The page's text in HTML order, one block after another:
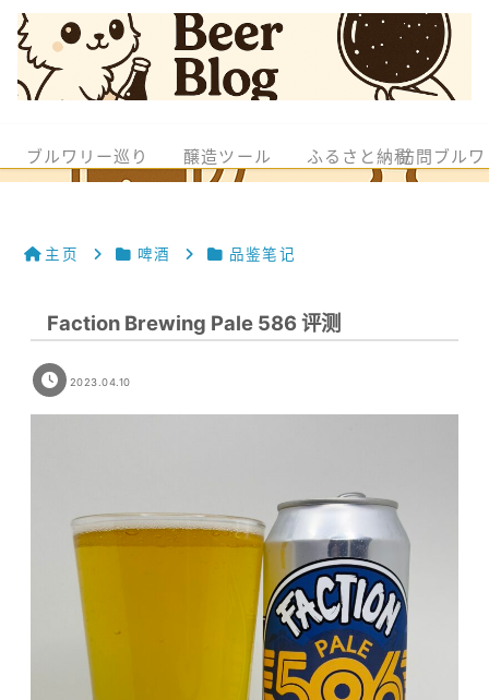
ブルワリー巡り 醸造ツール ふるさと納税訪問ブル
主页 啤酒 品鉴笔记
Faction Brewing Pale 586 评测
2023.04.10